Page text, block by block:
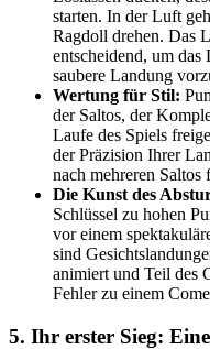
starten. In der Luft
Ragdoll drehen. Das
entscheidend, um das
saubere Landung
Wertung für Stil:
der Saltos, der
Laufe des Spiels
der Präzision Ihrer
nach mehreren Saltos
Die Kunst des
Schlüssel zu hohen
vor einem
sind
animiert und Teil des
Fehler zu einem
5. Ihr erster Sieg: